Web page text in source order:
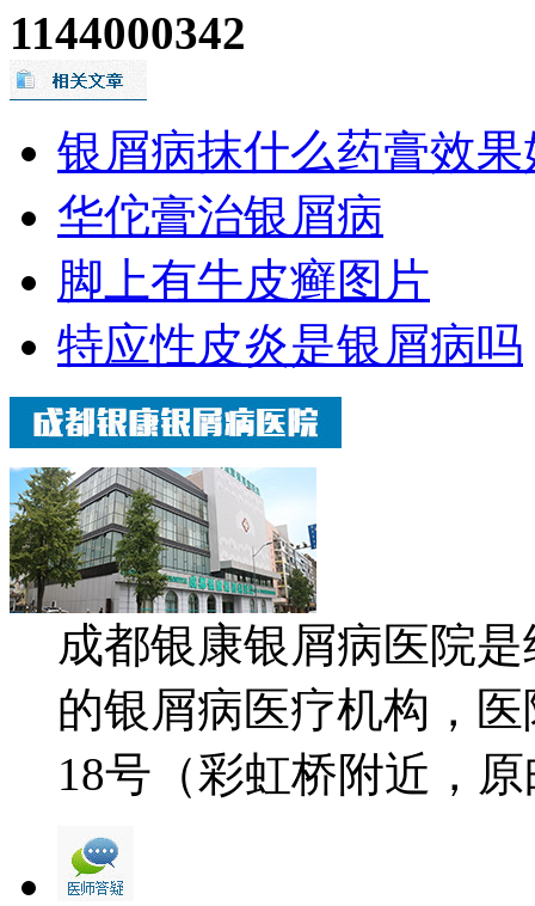
1144000342
银屑病抹什么药膏效果
华佗膏治银屑病
脚上有牛皮癣图片
特应性皮炎是银屑病吗
成都银康银屑病医院
的银屑病医疗机构，
18号（彩虹桥附近，